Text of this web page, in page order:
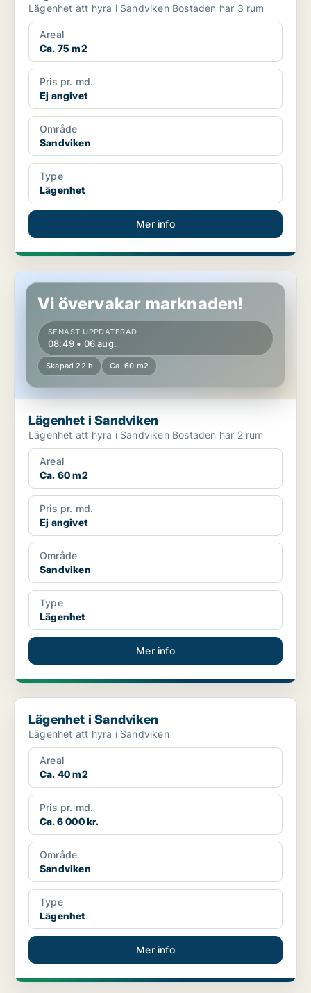
Lägenhet att hyra i Sandviken Bostaden har 3 rum
Areal
Ca. 75 m2
Pris pr. md.
Ej angivet
Område
Sandviken
Type
Lägenhet
Mer info
Lägenhet i Sandviken
Vi övervakar marknaden!
SENAST UPPDATERAD
08:49 • 06 aug.
Skapad 22 h Ca. 60 m2
Lägenhet i Sandviken
Lägenhet att hyra i Sandviken Bostaden har 2 rum
Areal
Ca. 60 m2
Pris pr. md.
Ej angivet
Område
Sandviken
Type
Lägenhet
Mer info
Lägenhet i Sandviken
Lägenhet i Sandviken
Lägenhet att hyra i Sandviken
Areal
Ca. 40 m2
Pris pr. md.
Ca. 6 000 kr.
Område
Sandviken
Type
Lägenhet
Mer info